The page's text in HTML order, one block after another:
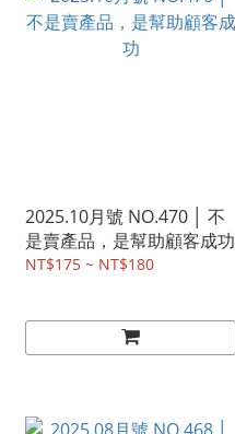
2025.10月號 NO.470 │ 不
是賣產品，是幫助顧客成功
NT$175 ~ NT$180